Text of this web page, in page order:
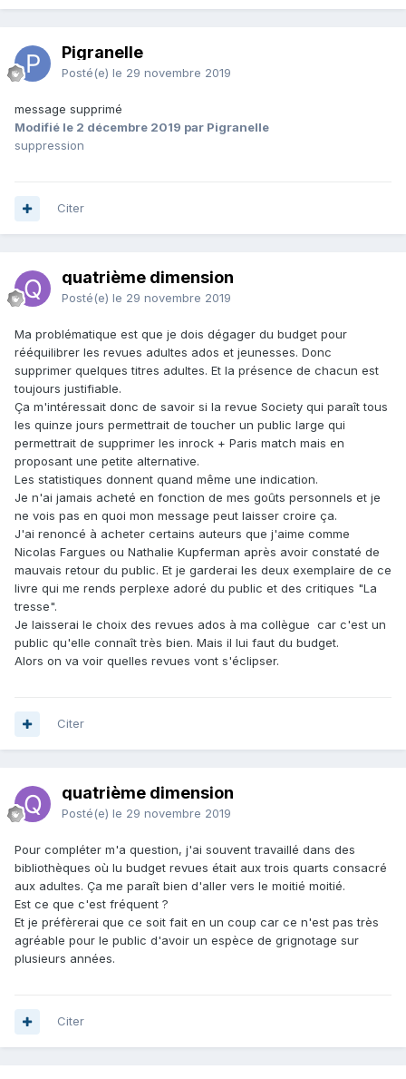
Pigranelle
Posté(e) le 29 novembre 2019
message supprimé
Modifié le 2 décembre 2019 par Pigranelle
suppression
Citer
quatrième dimension
Posté(e) le 29 novembre 2019
Ma problématique est que je dois dégager du budget pour
rééquilibrer les revues adultes ados et jeunesses. Donc
supprimer quelques titres adultes. Et la présence de chacun est
toujours justifiable.
Ça m'intéressait donc de savoir si la revue Society qui paraît tous
les quinze jours permettrait de toucher un public large qui
permettrait de supprimer les inrock + Paris match mais en
proposant une petite alternative.
Les statistiques donnent quand même une indication.
Je n'ai jamais acheté en fonction de mes goûts personnels et je
ne vois pas en quoi mon message peut laisser croire ça.
J'ai renoncé à acheter certains auteurs que j'aime comme
Nicolas Fargues ou Nathalie Kupferman après avoir constaté de
mauvais retour du public. Et je garderai les deux exemplaire de ce
livre qui me rends perplexe adoré du public et des critiques "La
tresse".
Je laisserai le choix des revues ados à ma collègue car c'est un
public qu'elle connaît très bien. Mais il lui faut du budget.
Alors on va voir quelles revues vont s'éclipser.
Citer
quatrième dimension
Posté(e) le 29 novembre 2019
Pour compléter m'a question, j'ai souvent travaillé dans des
bibliothèques où lu budget revues était aux trois quarts consacré
aux adultes. Ça me paraît bien d'aller vers le moitié moitié.
Est ce que c'est fréquent ?
Et je préfèrerai que ce soit fait en un coup car ce n'est pas très
agréable pour le public d'avoir un espèce de grignotage sur
plusieurs années.
Citer